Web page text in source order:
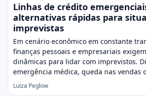
Linhas de crédito
alternativas rápidas para
imprevistas
Em cenário econômico em constante
finanças pessoais e empresariais
dinâmicas para lidar com imprevistos.
emergência médica, queda nas vendas
Luiza Peglow